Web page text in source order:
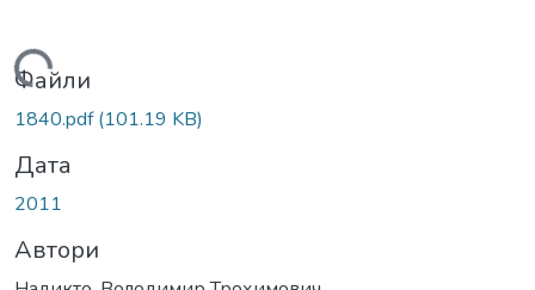
Вантажиться...
Файли
1840.pdf(101.19 KB)
Дата
2011
Автори